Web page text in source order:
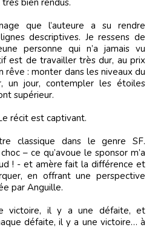
bien rendus.
que l’auteure a su rendre
descriptives. Je ressens de
personne qui n’a jamais vu
est de travailler très dur, au prix
rêve : monter dans les niveaux du
un jour, contempler les étoiles
supérieur.
récit est captivant.
classique dans le genre SF.
– ce qu’avoue le sponsor m’a
! - et amère fait la différence et
en offrant une perspective
par Anguille.
victoire, il y a une défaite, et
défaite, il y a une victoire… à